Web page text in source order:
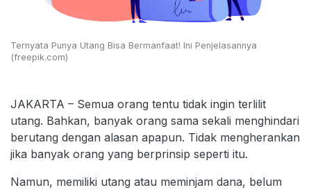
Ternyata Punya Utang Bisa Bermanfaat! Ini Penjelasannya
(freepik.com)
JAKARTA – Semua orang tentu tidak ingin terlilit
utang. Bahkan, banyak orang sama sekali menghindari
berutang dengan alasan apapun. Tidak mengherankan
jika banyak orang yang berprinsip seperti itu.
Namun, memiliki utang atau meminjam dana, belum